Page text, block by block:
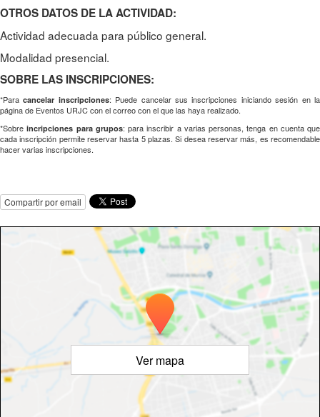
OTROS DATOS DE LA ACTIVIDAD:
Actividad adecuada para público general.
Modalidad presencial.
SOBRE LAS INSCRIPCIONES:
*Para cancelar inscripciones: Puede cancelar sus inscripciones iniciando sesión en la
página de Eventos URJC con el correo con el que las haya realizado.
*Sobreincripciones para grupos: para inscribir a varias personas, tenga en cuenta que
cada inscripción permite reservar hasta 5 plazas. Si desea reservar más, es recomendable
hacer varias inscripciones.
Compartir por email
Ver mapa